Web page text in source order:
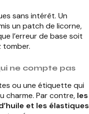
sans intérêt. Un
un patch de licorne,
l’erreur de base soit
tomber.
ne compte pas
ou une étiquette qui
charme. Par contre, les
et les élastiques